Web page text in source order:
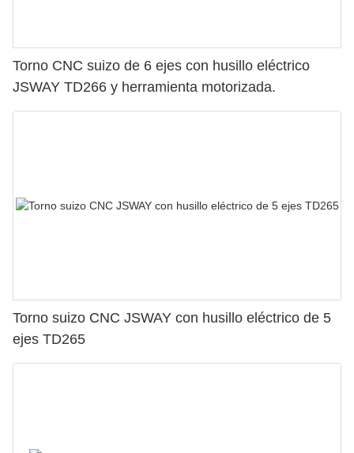
Torno CNC suizo de 6 ejes con husillo eléctrico
JSWAY TD266 y herramienta motorizada.
Torno suizo CNC JSWAY con husillo eléctrico de 5
ejes TD265